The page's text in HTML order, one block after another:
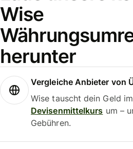
Wise
herunter
Vergleiche Anbieter von
Wise tauscht dein Geld
Devisenmittelkurs um –
Gebühren.